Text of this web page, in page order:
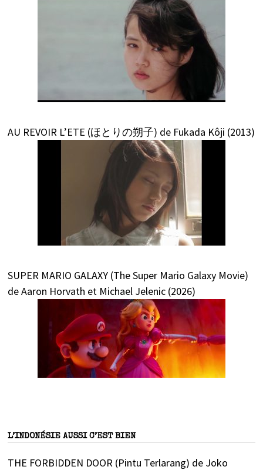
AU REVOIR L’ETE (ほとりの朔子) de Fukada Kôji (2013)
SUPER MARIO GALAXY (The Super Mario Galaxy Movie)
de Aaron Horvath et Michael Jelenic (2026)
L’INDONÉSIE AUSSI C’EST BIEN
THE FORBIDDEN DOOR (Pintu Terlarang) de Joko